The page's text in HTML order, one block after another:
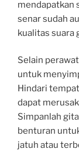
mendapatkan
senar sudah
kualitas suara
Selain
untuk
Hindari
dapat
Simpanlah
benturan
jatuh atau